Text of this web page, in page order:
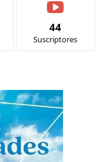
44
Suscriptores